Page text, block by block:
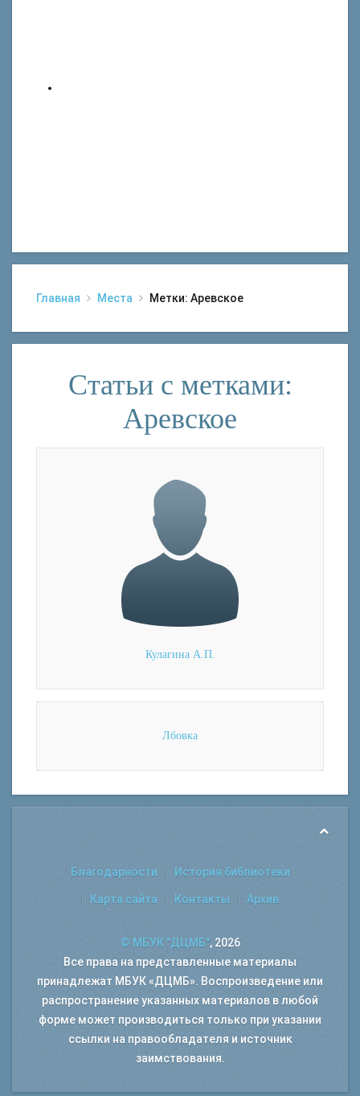
Главная Места Метки: Аревское
Статьи с метками:
Аревское
Кулагина А.П.
Лбовка
Благодарности История библиотеки
Карта сайта Контакты Архив
© МБУК "ДЦМБ", 2026
Все права на представленные материалы
принадлежат МБУК «ДЦМБ». Воспроизведение или
распространение указанных материалов в любой
форме может производиться только при указании
ссылки на правообладателя и источник
заимствования.